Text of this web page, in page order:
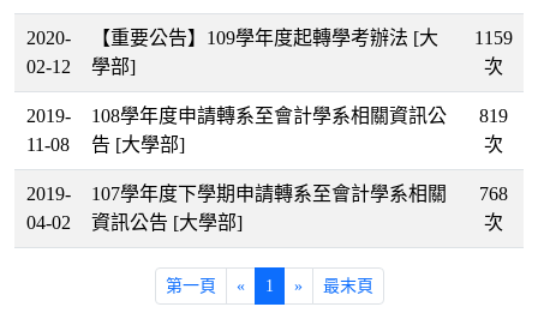
2020-
02-12
【重要公告】109學年度起轉學考辦法 [大
學部]
1159
次
2019-
11-08
108學年度申請轉系至會計學系相關資訊公
告 [大學部]
819
次
2019-
04-02
107學年度下學期申請轉系至會計學系相關
資訊公告 [大學部]
768
次
第一頁 « 1 » 最末頁